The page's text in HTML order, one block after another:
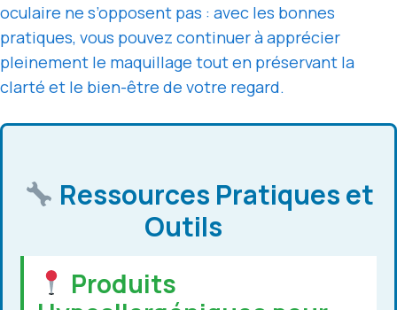
oculaire ne s’opposent pas : avec les bonnes
pratiques, vous pouvez continuer à apprécier
pleinement le maquillage tout en préservant la
clarté et le bien-être de votre regard.
Ressources Pratiques et
Outils
Produits